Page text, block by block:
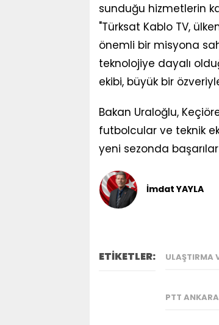
sunduğu hizmetlerin
"Türksat Kablo TV,
önemli bir misyona
teknolojiye dayalı
ekibi, büyük bir
Bakan Uraloğlu,
futbolcular ve teknik
yeni sezonda
İmdat YAYLA
ETİKETLER: ULAŞTIRMA
PTT ANKARA